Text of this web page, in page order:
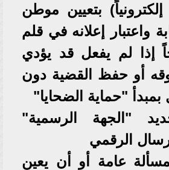
إلكترونياً) بتعيين موطن
واعتبار إعلانه في قلم
إذا لم يفعل قد يؤدي
أو حفظ القضية دون
"حماية الضحايا"
"الجهة الرسمية"
الرقمي
عامة أو أن يعين